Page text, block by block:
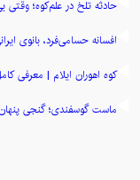
حادثه تلخ در علم‌کوه؛ وقتی
افسانه حسامی‌فرد، بانوی
کوه اهوران ایلام | معرفی
ماست گوسفندی؛ گنجی